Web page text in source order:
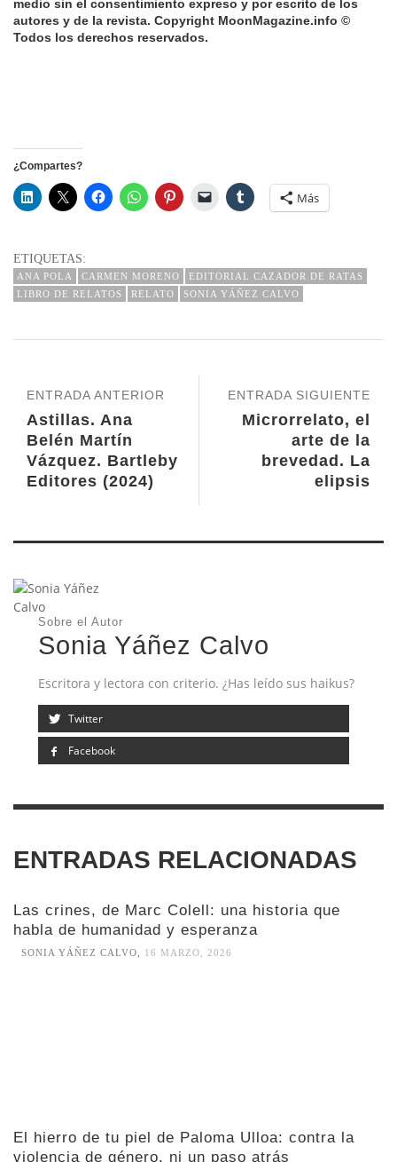
medio sin el consentimiento expreso y por escrito de los
autores y de la revista. Copyright MoonMagazine.info ©
Todos los derechos reservados.
¿Compartes?
Más
ETIQUETAS:
ANA POLA CARMEN MORENO
EDITORIAL CAZADOR DE RATAS
LIBRO DE RELATOS
RELATO SONIA YÁÑEZ CALVO
ENTRADA SIGUIENTE
Microrrelato, el
arte de la
brevedad. La
elipsis
ENTRADA ANTERIOR
Astillas. Ana
Belén Martín
Vázquez. Bartleby
Editores (2024)
Sobre el Autor
Sonia Yáñez Calvo
Escritora y lectora con criterio. ¿Has leído sus haikus?
Twitter
Facebook
ENTRADAS RELACIONADAS
Las crines, de Marc Colell: una historia que
habla de humanidad y esperanza
SONIA YÁÑEZ CALVO 16 MARZO, 2026
El hierro de tu piel de Paloma Ulloa: contra la
violencia de género, ni un paso atrás